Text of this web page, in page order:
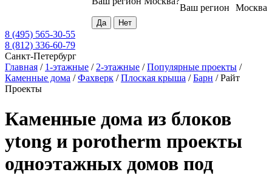
Москва
Ваш регион
8 (495) 565-30-55
8 (812) 336-60-79
Санкт-Петербург
Главная / 1-этажные / 2-этажные /Популярные проекты /
Каменные дома /Фахверк /Плоская крыша /Барн /Райт
Проекты
Каменные дома из блоков
ytong и porotherm проекты
одноэтажных домов под